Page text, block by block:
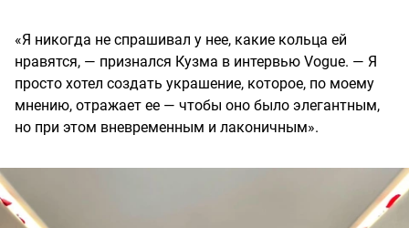
«Я никогда не спрашивал у нее, какие кольца ей
нравятся, — признался Кузма в интервью Vogue. — Я
просто хотел создать украшение, которое, по моему
мнению, отражает ее — чтобы оно было элегантным,
но при этом вневременным и лаконичным».